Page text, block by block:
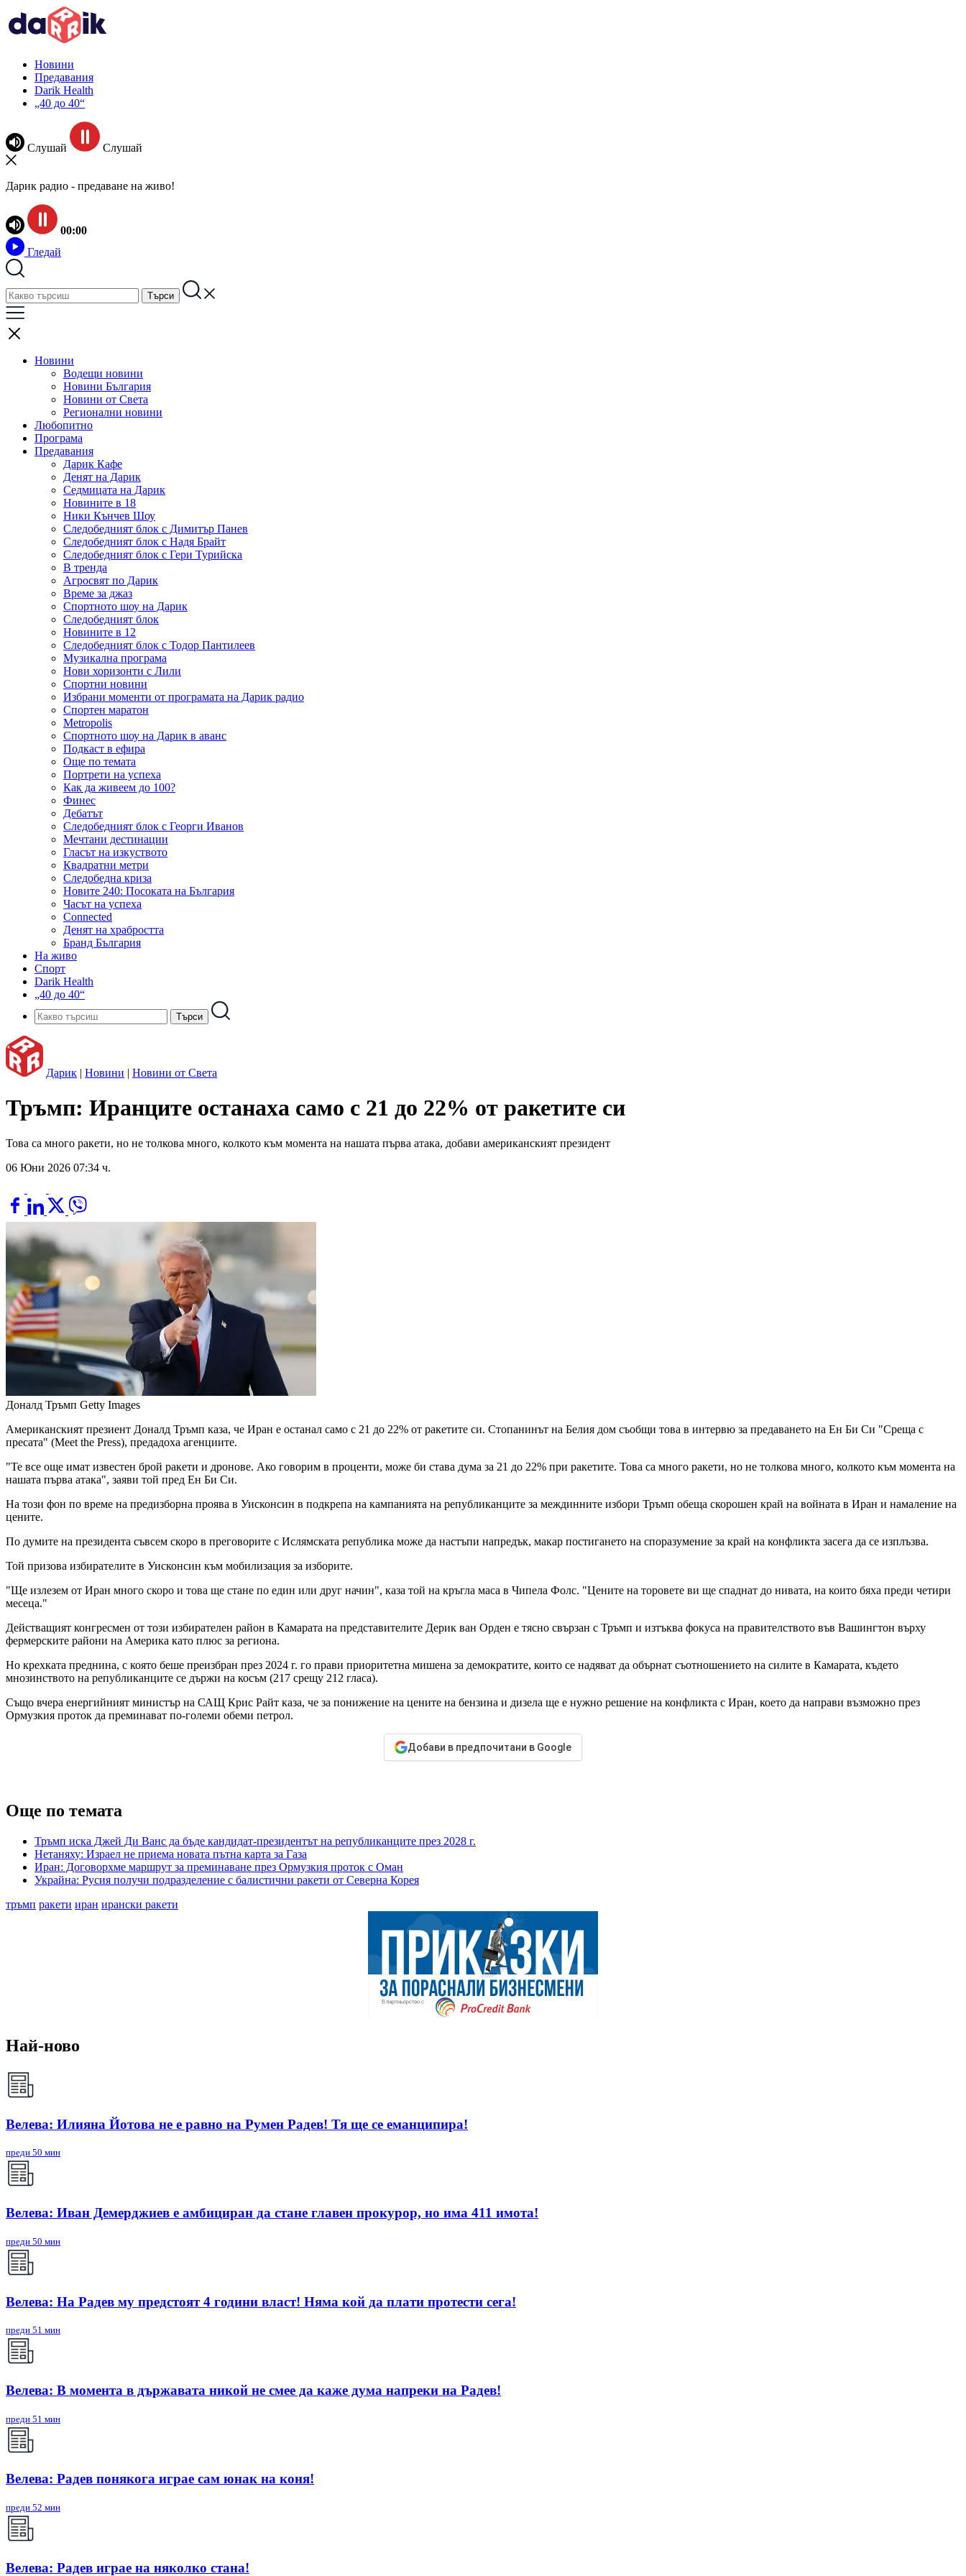
Новини
Предавания
Darik Health
„40 до 40“
Слушай Слушай
Дарик радио - предаване на живо!
00:00
Гледай
Новини
Водещи новини
Новини България
Новини от Света
Регионални новини
Любопитно
Програма
Предавания
Дарик Кафе
Денят на Дарик
Седмицата на Дарик
Новините в 18
Ники Кънчев Шоу
Следобедният блок с Димитър Панев
Следобедният блок с Надя Брайт
Следобедният блок с Гери Турийска
В тренда
Агросвят по Дарик
Време за джаз
Спортното шоу на Дарик
Следобедният блок
Новините в 12
Следобедният блок с Тодор Пантилеев
Музикална програма
Нови хоризонти с Лили
Спортни новини
Избрани моменти от програмата на Дарик радио
Спортен маратон
Metropolis
Спортното шоу на Дарик в аванс
Подкаст в ефира
Още по темата
Портрети на успеха
Как да живеем до 100?
Финес
Дебатът
Следобедният блок с Георги Иванов
Мечтани дестинации
Гласът на изкуството
Квадратни метри
Следобедна криза
Новите 240: Посоката на България
Часът на успеха
Connected
Денят на храбростта
Бранд България
На живо
Спорт
Darik Health
„40 до 40“
Дарик | Новини | Новини от Света
Тръмп: Иранците останаха само с 21 до 22% от ракетите си
Това са много ракети, но не толкова много, колкото към момента на нашата първа атака, добави американският президент
06 Юни 2026 07:34 ч.
Доналд Тръмп Getty Images
Американският презиент Доналд Тръмп каза, че Иран е останал само с 21 до 22% от ракетите си. Стопанинът на Белия дом съобщи това в интервю за предаването на Ен Би Си "Среща с
пресата" (Meet the Press), предадоха агенциите.
"Те все още имат известен брой ракети и дронове. Ако говорим в проценти, може би става дума за 21 до 22% при ракетите. Това са много ракети, но не толкова много, колкото към момента на
нашата първа атака", заяви той пред Ен Би Си.
На този фон по време на предизборна проява в Уисконсин в подкрепа на кампанията на републиканците за междинните избори Тръмп обеща скорошен край на войната в Иран и намаление на
цените.
По думите на президента съвсем скоро в преговорите с Ислямската република може да настъпи напредък, макар постигането на споразумение за край на конфликта засега да се изплъзва.
Той призова избирателите в Уисконсин към мобилизация за изборите.
"Ще излезем от Иран много скоро и това ще стане по един или друг начин", каза той на кръгла маса в Чипела Фолс. "Цените на торовете ви ще спаднат до нивата, на които бяха преди четири
месеца."
Действащият конгресмен от този избирателен район в Камарата на представителите Дерик ван Орден е тясно свързан с Тръмп и изтъква фокуса на правителството във Вашингтон върху
фермерските райони на Америка като плюс за региона.
Но крехката преднина, с която беше преизбран през 2024 г. го прави приоритетна мишена за демократите, които се надяват да обърнат съотношението на силите в Камарата, където
мнозинството на републиканците се държи на косъм (217 срещу 212 гласа).
Също вчера енергийният министър на САЩ Крис Райт каза, че за понижение на цените на бензина и дизела ще е нужно решение на конфликта с Иран, което да направи възможно през
Ормузкия проток да преминават по-големи обеми петрол.
Добави в предпочитани в Google
Още по темата
Тръмп иска Джей Ди Ванс да бъде кандидат-президентът на републиканците през 2028 г.
Нетаняху: Израел не приема новата пътна карта за Газа
Иран: Договорхме маршрут за преминаване през Ормузкия проток с Оман
Украйна: Русия получи подразделение с балистични ракети от Северна Корея
тръмп ракети иран ирански ракети
Най-ново
Велева: Илияна Йотова не е равно на Румен Радев! Тя ще се еманципира!
преди 50 мин
Велева: Иван Демерджиев е амбициран да стане главен прокурор, но има 411 имота!
преди 50 мин
Велева: На Радев му предстоят 4 години власт! Няма кой да плати протести сега!
преди 51 мин
Велева: В момента в държавата никой не смее да каже дума напреки на Радев!
преди 51 мин
Велева: Радев понякога играе сам юнак на коня!
преди 52 мин
Велева: Радев играе на няколко стана!